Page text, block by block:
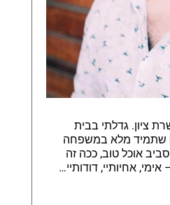
בן 33 ,ממבשרת ציון. גדלתי בבית
שתמיד מלא במשפחה
אוכל טוב, ככה זה
אחיותיי, דודותיי…